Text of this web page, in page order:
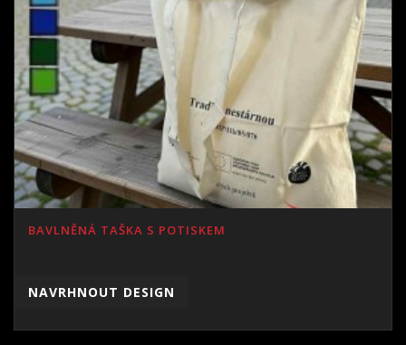
BAVLNĚNÁ TAŠKA S POTISKEM
NAVRHNOUT DESIGN